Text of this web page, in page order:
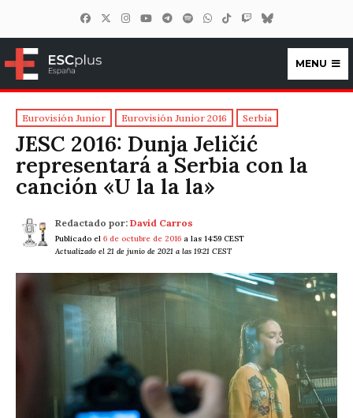
ESCplus España
MENU
Eurovisión Junior Eurovisión Junior 2016 Serbia
JESC 2016: Dunja Jeličić
representará a Serbia con la
canción «U la la la»
Redactado por: David Carros
Publicado el 6 de octubre de 2016 a las 14:59 CEST
Actualizado el 21 de junio de 2021 a las 19:21 CEST